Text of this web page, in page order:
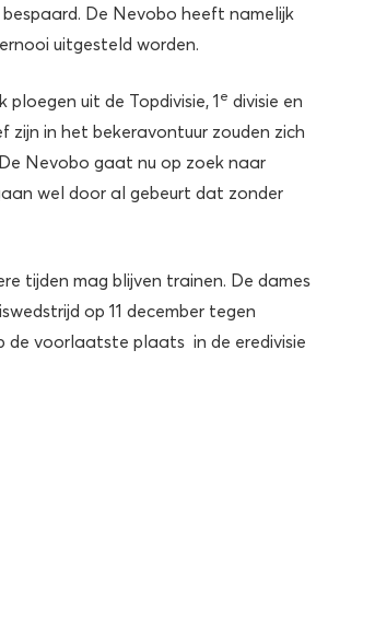
De Nevobo heeft namelijk
uitgesteld worden.
uit de Topdivisie, 1 e divisie en
zijn in het bekeravontuur zouden zich
Nevobo gaat nu op zoek naar
wel door al gebeurt dat zonder
tijden mag blijven trainen. De dames
op 11 december tegen
de voorlaatste plaats in de eredivisie